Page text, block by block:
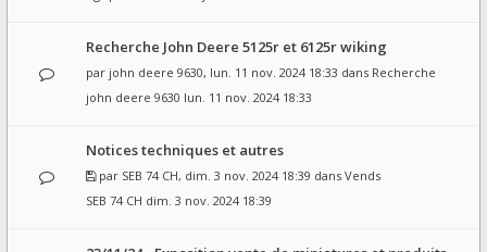
Recherche John Deere 5125r et 6125r wiking
par john deere 9630, lun. 11 nov. 2024 18:33 dans Recherche
john deere 9630 lun. 11 nov. 2024 18:33
Notices techniques et autres
par SEB 74 CH, dim. 3 nov. 2024 18:39 dans Vends
SEB 74 CH dim. 3 nov. 2024 18:39